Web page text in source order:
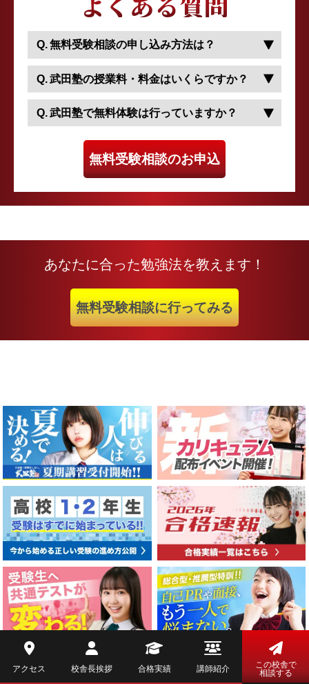
無料受験相談の申し込み方法は？
武田塾の授業料・料金はいくらですか？
武田塾で無料体験は行っていますか？
無料受験相談のお申込
あなたに合った勉強法を教えます！
無料受験相談に行ってみる
アクセス 校舎長挨拶 合格実績 講師紹介
この校舎で
相談する